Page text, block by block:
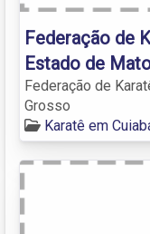
Federação de
Estado de
Federação de
Grosso
Karatê em